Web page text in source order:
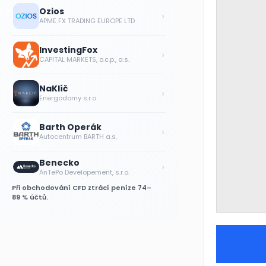
Ozios
APME FX TRADING EUROPE LTD ›
InvestingFox
CAPITAL MARKETS, o.c.p., a.s. ›
NaKlíč
Energodomy s.r.o. ›
Barth Operák
Autocentrum BARTH a.s. ›
Benecko
AnTePo Developement, s.r.o. ›
Při obchodování CFD ztrácí peníze 74–
89 % účtů.